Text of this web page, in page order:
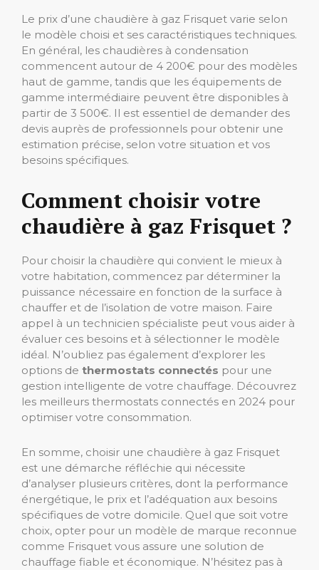
Le prix d’une chaudière à gaz Frisquet varie selon
le modèle choisi et ses caractéristiques techniques.
En général, les chaudières à condensation
commencent autour de 4 200€ pour des modèles
haut de gamme, tandis que les équipements de
gamme intermédiaire peuvent être disponibles à
partir de 3 500€. Il est essentiel de demander des
devis auprès de professionnels pour obtenir une
estimation précise, selon votre situation et vos
besoins spécifiques.
Comment choisir votre
chaudière à gaz Frisquet ?
Pour choisir la chaudière qui convient le mieux à
votre habitation, commencez par déterminer la
puissance nécessaire en fonction de la surface à
chauffer et de l’isolation de votre maison. Faire
appel à un technicien spécialiste peut vous aider à
évaluer ces besoins et à sélectionner le modèle
idéal. N’oubliez pas également d’explorer les
options de thermostats connectés pour une
gestion intelligente de votre chauffage. Découvrez
les meilleurs thermostats connectés en 2024 pour
optimiser votre consommation.
En somme, choisir une chaudière à gaz Frisquet
est une démarche réfléchie qui nécessite
d’analyser plusieurs critères, dont la performance
énergétique, le prix et l’adéquation aux besoins
spécifiques de votre domicile. Quel que soit votre
choix, opter pour un modèle de marque reconnue
comme Frisquet vous assure une solution de
chauffage fiable et économique. N’hésitez pas à